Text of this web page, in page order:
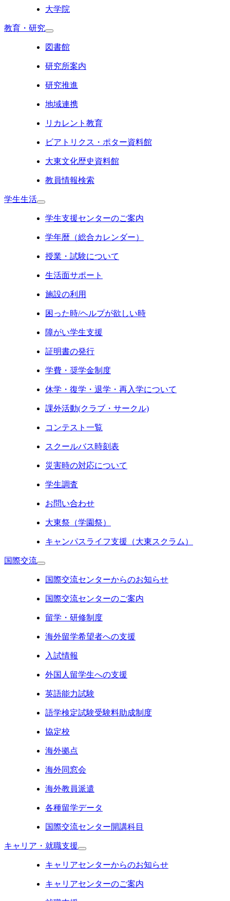
大学院
教育・研究
図書館
研究所案内
研究推進
地域連携
リカレント教育
ビアトリクス・ポター資料館
大東文化歴史資料館
教員情報検索
学生生活
学生支援センターのご案内
学年暦（総合カレンダー）
授業・試験について
生活面サポート
施設の利用
困った時/ヘルプが欲しい時
障がい学生支援
証明書の発行
学費・奨学金制度
休学・復学・退学・再入学について
課外活動(クラブ・サークル)
コンテスト一覧
スクールバス時刻表
災害時の対応について
学生調査
お問い合わせ
大東祭（学園祭）
キャンパスライフ支援（大東スクラム）
国際交流
国際交流センターからのお知らせ
国際交流センターのご案内
留学・研修制度
海外留学希望者への支援
入試情報
外国人留学生への支援
英語能力試験
語学検定試験受験料助成制度
協定校
海外拠点
海外同窓会
海外教員派遣
各種留学データ
国際交流センター開講科目
キャリア・就職支援
キャリアセンターからのお知らせ
キャリアセンターのご案内